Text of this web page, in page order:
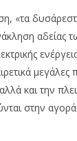
«τα
αδείας
και την
στην